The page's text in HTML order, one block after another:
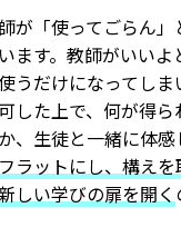
が「使ってごらん
ます。教師がいい
うだけになってしま
した上で、何が得
、生徒と一緒に体感
ラットにし、構え
しい学びの扉を開く